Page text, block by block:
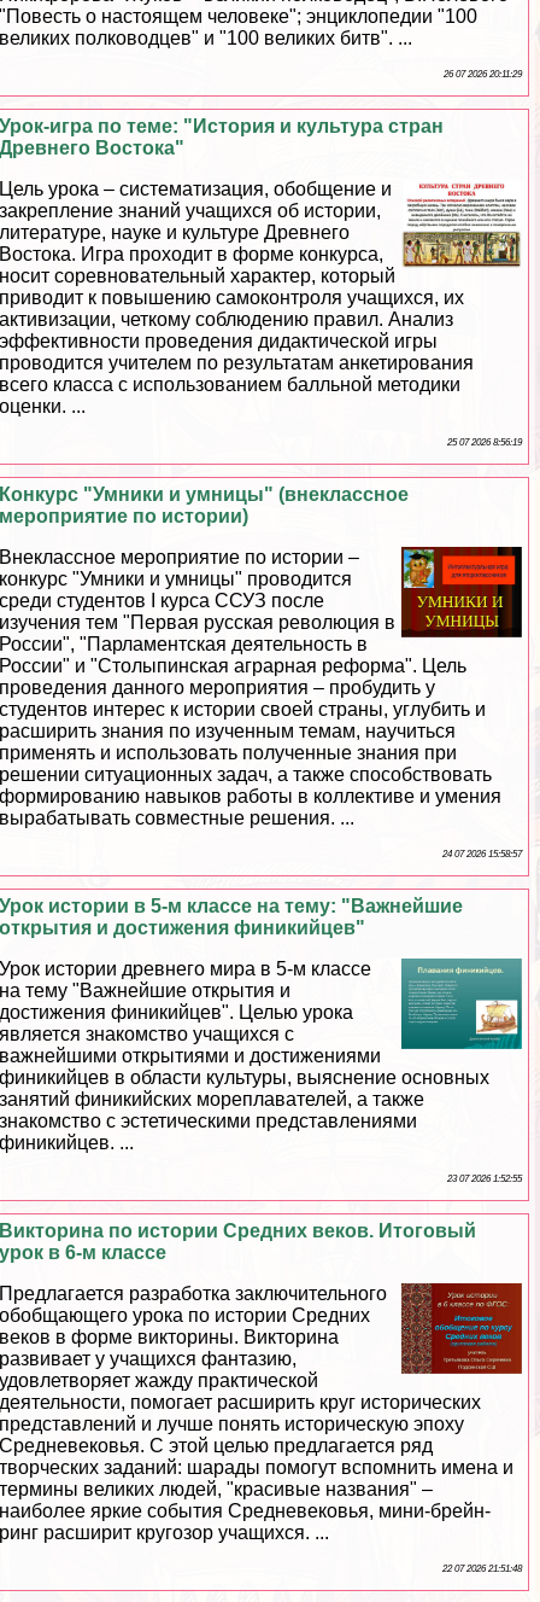
"Повесть о настоящем человеке"; энциклопедии "100
великих полководцев" и "100 великих битв". ...
26 07 2026 20:11:29
Урок-игра по теме: "История и культура стран
Древнего Востока"
Цель урока – систематизация, обобщение и
закрепление знаний учащихся об истории,
литературе, науке и культуре Древнего
Востока. Игра проходит в форме конкурса,
носит соревновательный хаpaктер, который
приводит к повышению самоконтроля учащихся, их
активизации, четкому соблюдению правил. Анализ
эффективности проведения дидактической игры
проводится учителем по результатам анкетирования
всего класса с использованием балльной методики
оценки. ...
25 07 2026 8:56:19
Конкурс "Умники и умницы" (внеклассное
мероприятие по истории)
Внеклассное мероприятие по истории –
конкурс "Умники и умницы" проводится
среди студентов I курса ССУЗ после
изучения тем "Первая русская революция в
России", "Парламентская деятельность в
России" и "Столыпинская аграрная реформа". Цель
проведения данного мероприятия – пробудить у
студентов интерес к истории своей страны, углубить и
расширить знания по изученным темам, научиться
применять и использовать полученные знания при
решении ситуационных задач, а также способствовать
формированию навыков работы в коллективе и умения
выpaбатывать совместные решения. ...
24 07 2026 15:58:57
Урок истории в 5-м классе на тему: "Важнейшие
открытия и достижения финикийцев"
Урок истории древнего мира в 5-м классе
на тему "Важнейшие открытия и
достижения финикийцев". Целью урока
является знакомство учащихся с
важнейшими открытиями и достижениями
финикийцев в области культуры, выяснение основных
занятий финикийских мореплавателей, а также
знакомство с эстетическими представлениями
финикийцев. ...
23 07 2026 1:52:55
Викторина по истории Средних веков. Итоговый
урок в 6-м классе
Предлагается разработка заключительного
обобщающего урока по истории Средних
веков в форме викторины. Викторина
развивает у учащихся фантазию,
удовлетворяет жажду пpaктической
деятельности, помогает расширить круг исторических
представлений и лучше понять историческую эпоху
Средневековья. С этой целью предлагается ряд
творческих заданий: шарады помогут вспомнить имена и
термины великих людей, "красивые названия" –
наиболее яркие события Cредневековья, мини-брейн-
ринг расширит кругозор учащихся. ...
22 07 2026 21:51:48